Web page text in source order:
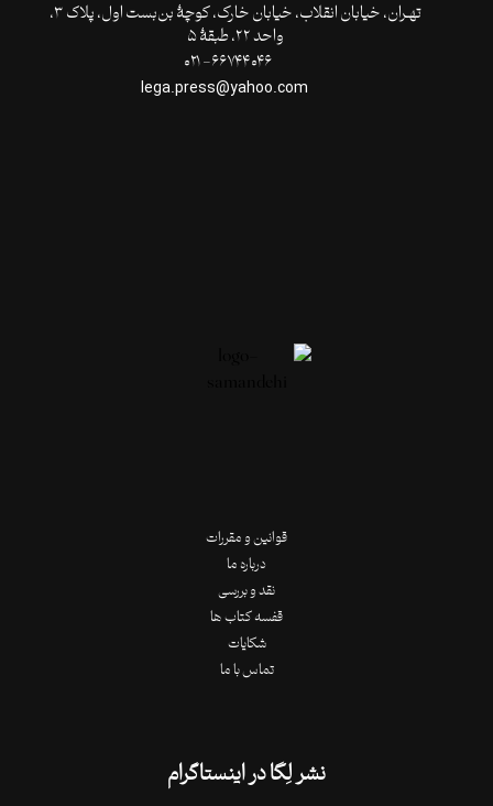
تهـران،‌ خیابان انقلاب، خیابان خارک، کوچۀ بن‌بست اول، پلاک ۳،
واحد ۲۲، طبقۀ ۵
قوانین و مقررات
درباره ما
نقد و بررسی
قفسه کتاب ها
شکایات
تماس با ما
نشر لِگا در اینستاگرام